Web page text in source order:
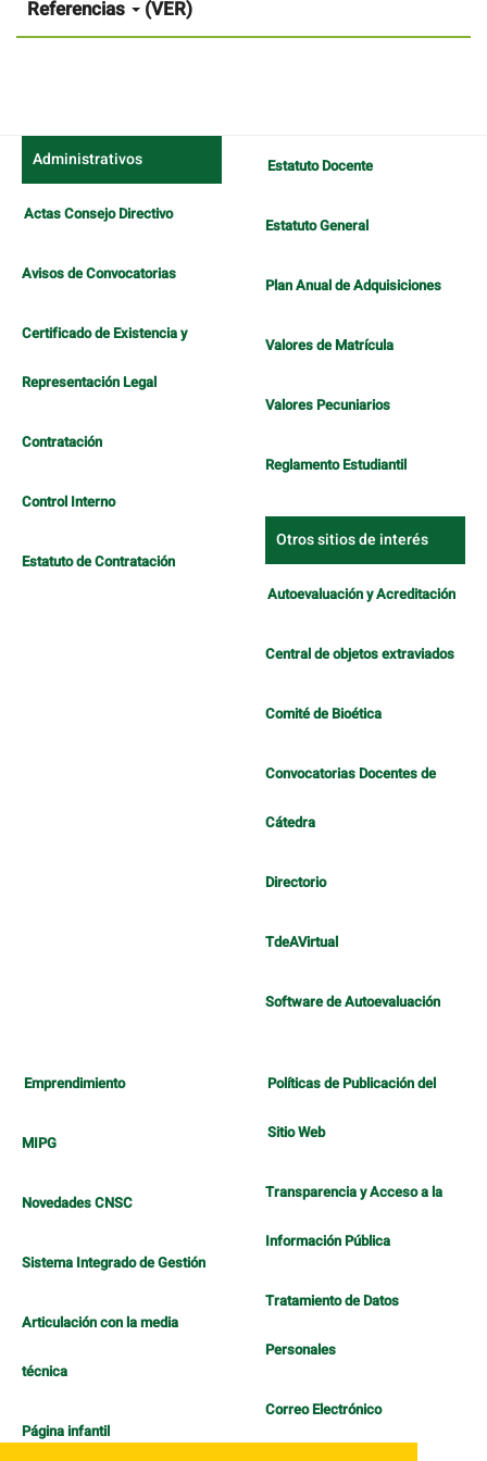
artículo
Referencias (VER)
Administrativos
Actas Consejo Directivo
Avisos de Convocatorias
Certificado de Existencia y
Representación Legal
Contratación
Control Interno
Estatuto de Contratación
Estatuto Docente
Estatuto General
Plan Anual de Adquisiciones
Valores de Matrícula
Valores Pecuniarios
Reglamento Estudiantil
Otros sitios de interés
Autoevaluación y Acreditación
Central de objetos extraviados
Comité de Bioética
Convocatorias Docentes de
Cátedra
Directorio
TdeAVirtual
Software de Autoevaluación
Emprendimiento
MIPG
Novedades CNSC
Sistema Integrado de Gestión
Articulación con la media
técnica
Página infantil
Políticas de Publicación del
Sitio Web
Transparencia y Acceso a la
Información Pública
Tratamiento de Datos
Personales
Correo Electrónico